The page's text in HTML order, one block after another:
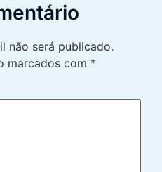
não será publicado.
marcados com *